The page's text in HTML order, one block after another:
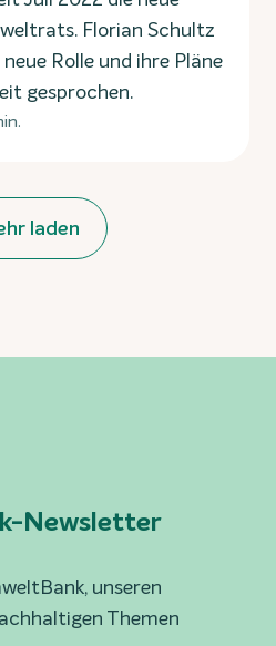
Florian Schultz
Rolle und ihre Pläne
gesprochen.
laden
Newsletter
unseren
Themen